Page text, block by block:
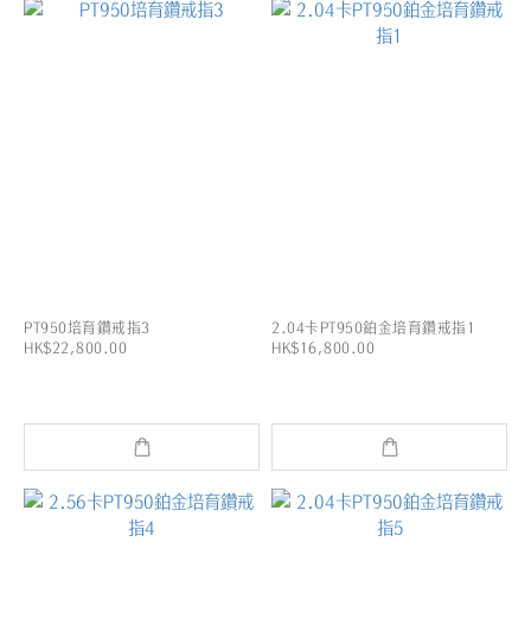
PT950培育鑽戒指3
HK$22,800.00
2.04卡PT950鉑金培育鑽戒指1
HK$16,800.00